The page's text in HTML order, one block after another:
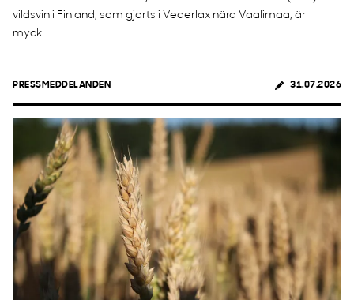
vildsvin i Finland, som gjorts i Vederlax nära Vaalimaa, är
myck...
PRESSMEDDELANDEN 31.07.2026